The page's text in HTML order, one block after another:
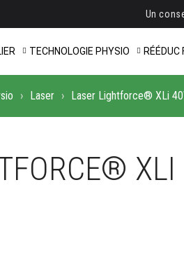
Un
TECHNOLOGIE PHYSIO RÉÉDUC
Laser Laser Lightforce® XLi
XLI